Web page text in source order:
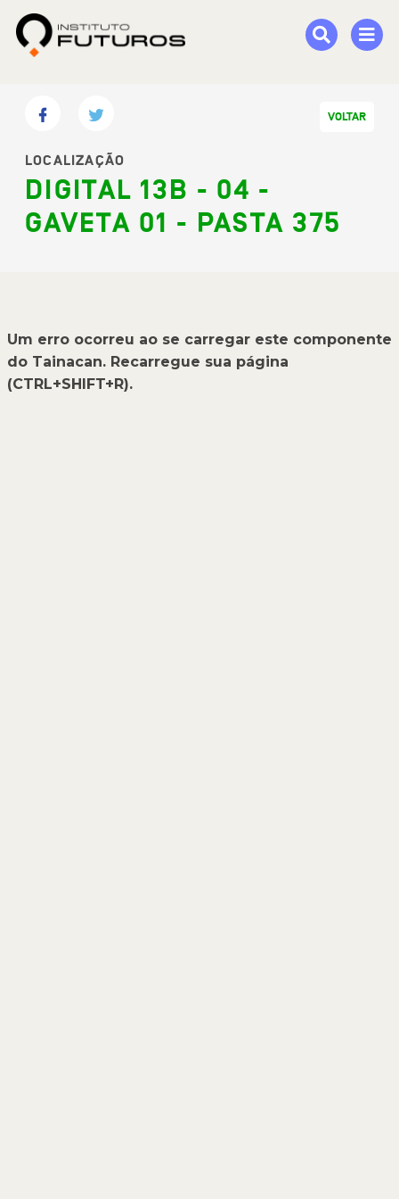
VOLTAR
LOCALIZAÇÃO
DIGITAL 13B - 04 -
GAVETA 01 - PASTA 375
Um erro ocorreu ao se carregar este componente
do Tainacan. Recarregue sua página
(CTRL+SHIFT+R).